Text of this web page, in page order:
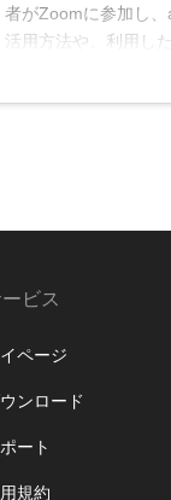
者がZoomに参加し
活用方法や、利用し
ビス
ページ
ンロード
ート
規約